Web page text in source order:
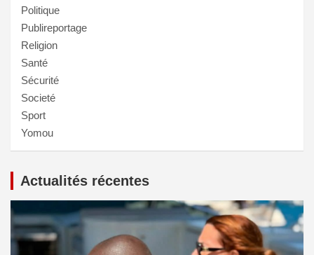
Politique
Publireportage
Religion
Santé
Sécurité
Societé
Sport
Yomou
Actualités récentes